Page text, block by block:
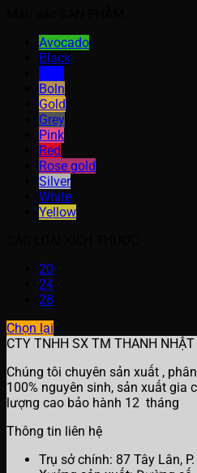
Avocado
Black
Boln
Gold
Grey
Pink
Red
Rose gold
Silver
White
Yellow
20
24
28
Chọn lại
CTY TNHH SX TM THANH NHẬT
Chúng tôi chuyên sản xuất ,
100% nguyên sinh, sản xuất gia
lượng cao bảo hành 12 tháng
Thông tin liên hệ
Trụ sở chính: 87 Tây Lân,